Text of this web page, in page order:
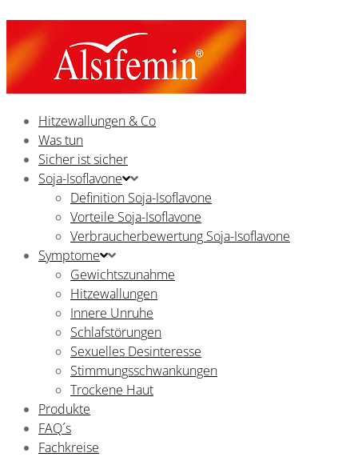
Hitzewallungen & Co
Was tun
Sicher ist sicher
Soja-Isoflavone
Definition Soja-Isoflavone
Vorteile Soja-Isoflavone
Verbraucherbewertung Soja-Isoflavone
Symptome
Gewichtszunahme
Hitzewallungen
Innere Unruhe
Schlafstörungen
Sexuelles Desinteresse
Stimmungsschwankungen
Trockene Haut
Produkte
FAQ´s
Fachkreise